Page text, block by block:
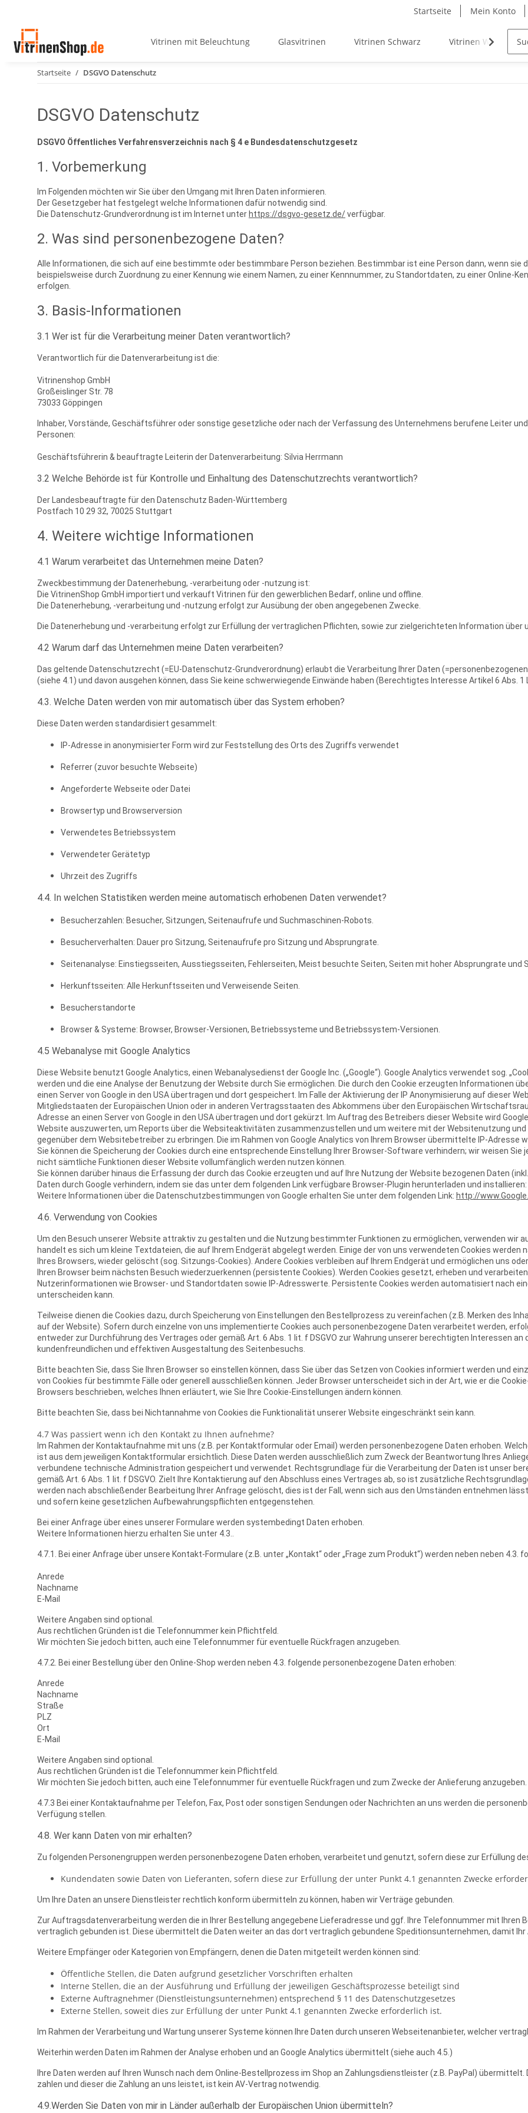
Startseite Mein Konto
Vitrinen mit Beleuchtung Glasvitrinen Vitrinen Schwarz Vitrinen Weiß
Startseite DSGVO Datenschutz
DSGVO Datenschutz
DSGVO Öffentliches Verfahrensverzeichnis nach § 4 e Bundesdatenschutzgesetz
1. Vorbemerkung
Im Folgenden möchten wir Sie über den Umgang mit Ihren Daten informieren.
Der Gesetzgeber hat festgelegt welche Informationen dafür notwendig sind.
Die Datenschutz-Grundverordnung ist im Internet unter https://dsgvo-gesetz.de/verfügbar.
2. Was sind personenbezogene Daten?
Alle Informationen, die sich auf eine bestimmte oder bestimmbare Person beziehen. Bestimmbar ist eine Person dann, wenn sie
beispielsweise durch Zuordnung zu einer Kennung wie einem Namen, zu einer Kennnummer, zu Standortdaten, zu einer Online-
erfolgen.
3. Basis-Informationen
3.1 Wer ist für die Verarbeitung meiner Daten verantwortlich?
Verantwortlich für die Datenverarbeitung ist die:
Vitrinenshop GmbH
Großeislinger Str. 78
73033 Göppingen
Inhaber, Vorstände, Geschäftsführer oder sonstige gesetzliche oder nach der Verfassung des Unternehmens berufene Leiter
Personen:
Geschäftsführerin & beauftragte Leiterin der Datenverarbeitung: Silvia Herrmann
3.2 Welche Behörde ist für Kontrolle und Einhaltung des Datenschutzrechts verantwortlich?
Der Landesbeauftragte für den Datenschutz Baden-Württemberg
Postfach 10 29 32, 70025 Stuttgart
4. Weitere wichtige Informationen
4.1 Warum verarbeitet das Unternehmen meine Daten?
Zweckbestimmung der Datenerhebung, -verarbeitung oder -nutzung ist:
Die VitrinenShop GmbH importiert und verkauft Vitrinen für den gewerblichen Bedarf, online und offline.
Die Datenerhebung, -verarbeitung und -nutzung erfolgt zur Ausübung der oben angegebenen Zwecke.
Die Datenerhebung und -verarbeitung erfolgt zur Erfüllung der vertraglichen Pflichten, sowie zur zielgerichteten Information über
4.2 Warum darf das Unternehmen meine Daten verarbeiten?
Das geltende Datenschutzrecht (=EU-Datenschutz-Grundverordnung) erlaubt die Verarbeitung Ihrer Daten
(siehe 4.1) und davon ausgehen können, dass Sie keine schwerwiegende Einwände haben (Berechtigtes Interesse Artikel 6 Abs. 1
4.3. Welche Daten werden von mir automatisch über das System erhoben?
Diese Daten werden standardisiert gesammelt:
IP-Adresse in anonymisierter Form wird zur Feststellung des Orts des Zugriffs verwendet
Referrer (zuvor besuchte Webseite)
Angeforderte Webseite oder Datei
Browsertyp und Browserversion
Verwendetes Betriebssystem
Verwendeter Gerätetyp
Uhrzeit des Zugriffs
4.4. In welchen Statistiken werden meine automatisch erhobenen Daten verwendet?
Besucherzahlen: Besucher, Sitzungen, Seitenaufrufe und Suchmaschinen-Robots.
Besucherverhalten: Dauer pro Sitzung, Seitenaufrufe pro Sitzung und Absprungrate.
Seitenanalyse: Einstiegsseiten, Ausstiegsseiten, Fehlerseiten, Meist besuchte Seiten, Seiten mit hoher Absprungrate und
Herkunftsseiten: Alle Herkunftsseiten und Verweisende Seiten.
Besucherstandorte
Browser & Systeme: Browser, Browser-Versionen, Betriebssysteme und Betriebssystem-Versionen.
4.5 Webanalyse mit Google Analytics
Diese Website benutzt Google Analytics, einen Webanalysedienst der Google Inc. („Google“). Google Analytics verwendet sog.
werden und die eine Analyse der Benutzung der Website durch Sie ermöglichen. Die durch den Cookie erzeugten Informationen
einen Server von Google in den USA übertragen und dort gespeichert. Im Falle der Aktivierung der IP Anonymisierung auf dieser
Mitgliedstaaten der Europäischen Union oder in anderen Vertragsstaaten des Abkommens über den Europäischen
Adresse an einen Server von Google in den USA übertragen und dort gekürzt. Im Auftrag des Betreibers dieser Website wird
Website auszuwerten, um Reports über die Websiteaktivitäten zusammenzustellen und um weitere mit der Websitenutzung
gegenüber dem Websitebetreiber zu erbringen. Die im Rahmen von Google Analytics von Ihrem Browser übermittelte IP-Adresse
Sie können die Speicherung der Cookies durch eine entsprechende Einstellung Ihrer Browser-Software verhindern; wir weisen Sie
nicht sämtliche Funktionen dieser Website vollumfänglich werden nutzen können.
Sie können darüber hinaus die Erfassung der durch das Cookie erzeugten und auf Ihre Nutzung der Website bezogenen Daten
Daten durch Google verhindern, indem sie das unter dem folgenden Link verfügbare Browser-Plugin herunterladen und installieren:
Weitere Informationen über die Datenschutzbestimmungen von Google erhalten Sie unter dem folgenden Link: http://
4.6. Verwendung von Cookies
Um den Besuch unserer Website attraktiv zu gestalten und die Nutzung bestimmter Funktionen zu ermöglichen, verwenden wir
handelt es sich um kleine Textdateien, die auf Ihrem Endgerät abgelegt werden. Einige der von uns verwendeten Cookies werden
Ihres Browsers, wieder gelöscht (sog. Sitzungs-Cookies). Andere Cookies verbleiben auf Ihrem Endgerät und ermöglichen uns
Ihren Browser beim nächsten Besuch wiederzuerkennen (persistente Cookies). Werden Cookies gesetzt, erheben und
Nutzerinformationen wie Browser- und Standortdaten sowie IP-Adresswerte. Persistente Cookies werden automatisiert nach
unterscheiden kann.
Teilweise dienen die Cookies dazu, durch Speicherung von Einstellungen den Bestellprozess zu vereinfachen (z.B. Merken des
auf der Website). Sofern durch einzelne von uns implementierte Cookies auch personenbezogene Daten verarbeitet werden,
entweder zur Durchführung des Vertrages oder gemäß Art. 6 Abs. 1 lit. f DSGVO zur Wahrung unserer berechtigten Interessen
kundenfreundlichen und effektiven Ausgestaltung des Seitenbesuchs.
Bitte beachten Sie, dass Sie Ihren Browser so einstellen können, dass Sie über das Setzen von Cookies informiert werden und
von Cookies für bestimmte Fälle oder generell ausschließen können. Jeder Browser unterscheidet sich in der Art, wie er die
Browsers beschrieben, welches Ihnen erläutert, wie Sie Ihre Cookie-Einstellungen ändern können.
Bitte beachten Sie, dass bei Nichtannahme von Cookies die Funktionalität unserer Website eingeschränkt sein kann.
4.7 Was passiert wenn ich den Kontakt zu Ihnen aufnehme?
Im Rahmen der Kontaktaufnahme mit uns (z.B. per Kontaktformular oder Email) werden personenbezogene Daten erhoben.
ist aus dem jeweiligen Kontaktformular ersichtlich. Diese Daten werden ausschließlich zum Zweck der Beantwortung Ihres
verbundene technische Administration gespeichert und verwendet. Rechtsgrundlage für die Verarbeitung der Daten ist unser
gemäß Art. 6 Abs. 1 lit. f DSGVO. Zielt Ihre Kontaktierung auf den Abschluss eines Vertrages ab, so ist zusätzliche
werden nach abschließender Bearbeitung Ihrer Anfrage gelöscht, dies ist der Fall, wenn sich aus den Umständen entnehmen
und sofern keine gesetzlichen Aufbewahrungspflichten entgegenstehen.
Bei einer Anfrage über eines unserer Formulare werden systembedingt Daten erhoben.
Weitere Informationen hierzu erhalten Sie unter 4.3..
4.7.1. Bei einer Anfrage über unsere Kontakt-Formulare (z.B. unter „Kontakt“ oder „Frage zum Produkt“) werden neben neben
Anrede
Nachname
E-Mail
Weitere Angaben sind optional.
Aus rechtlichen Gründen ist die Telefonnummer kein Pflichtfeld.
Wir möchten Sie jedoch bitten, auch eine Telefonnummer für eventuelle Rückfragen anzugeben.
4.7.2. Bei einer Bestellung über den Online-Shop werden neben 4.3. folgende personenbezogene Daten erhoben:
Anrede
Nachname
Straße
PLZ
Ort
E-Mail
Weitere Angaben sind optional.
Aus rechtlichen Gründen ist die Telefonnummer kein Pflichtfeld.
Wir möchten Sie jedoch bitten, auch eine Telefonnummer für eventuelle Rückfragen und zum Zwecke der Anlieferung anzugeben.
4.7.3 Bei einer Kontaktaufnahme per Telefon, Fax, Post oder sonstigen Sendungen oder Nachrichten an uns werden die
Verfügung stellen.
4.8. Wer kann Daten von mir erhalten?
Zu folgenden Personengruppen werden personenbezogene Daten erhoben, verarbeitet und genutzt, sofern diese zur Erfüllung
Kundendaten sowie Daten von Lieferanten, sofern diese zur Erfüllung der unter Punkt 4.1 genannten Zwecke
Um Ihre Daten an unsere Dienstleister rechtlich konform übermitteln zu können, haben wir Verträge gebunden.
Zur Auftragsdatenverarbeitung werden die in Ihrer Bestellung angegebene Lieferadresse und ggf. Ihre Telefonnummer mit
vertraglich gebunden ist. Diese übermittelt die Daten weiter an das dort vertraglich gebundene Speditionsunternehmen, damit
Weitere Empfänger oder Kategorien von Empfängern, denen die Daten mitgeteilt werden können sind:
Öffentliche Stellen, die Daten aufgrund gesetzlicher Vorschriften erhalten
Interne Stellen, die an der Ausführung und Erfüllung der jeweiligen Geschäftsprozesse beteiligt sind
Externe Auftragnehmer (Dienstleistungsunternehmen) entsprechend § 11 des Datenschutzgesetzes
Externe Stellen, soweit dies zur Erfüllung der unter Punkt 4.1 genannten Zwecke erforderlich ist.
Im Rahmen der Verarbeitung und Wartung unserer Systeme können Ihre Daten durch unseren Webseitenanbieter, welcher
Weiterhin werden Daten im Rahmen der Analyse erhoben und an Google Analytics übermittelt (siehe auch 4.5.)
Ihre Daten werden auf Ihren Wunsch nach dem Online-Bestellprozess im Shop an Zahlungsdienstleister (z.B. PayPal)
zahlen und dieser die Zahlung an uns leistet, ist kein AV-Vertrag notwendig.
4.9.Werden Sie Daten von mir in Länder außerhalb der Europäischen Union übermitteln?